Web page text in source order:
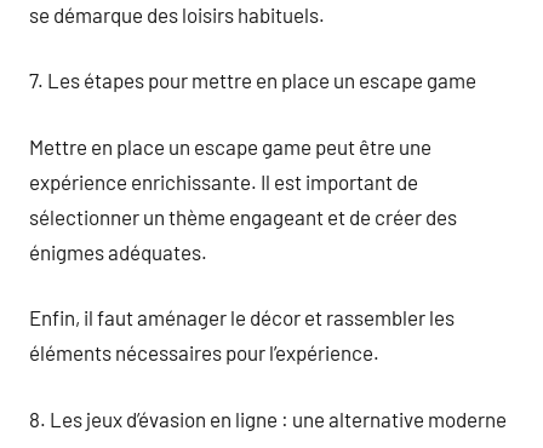
se démarque des loisirs habituels.
7. Les étapes pour mettre en place un escape game
Mettre en place un escape game peut être une
expérience enrichissante. Il est important de
sélectionner un thème engageant et de créer des
énigmes adéquates.
Enfin, il faut aménager le décor et rassembler les
éléments nécessaires pour l’expérience.
8. Les jeux d’évasion en ligne : une alternative moderne